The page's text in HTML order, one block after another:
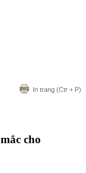
In trang (Ctr + P)
cho